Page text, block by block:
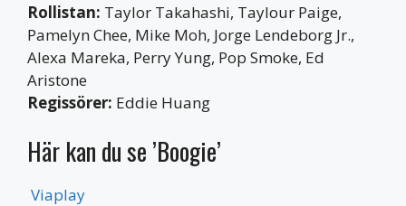
Rollistan: Taylor Takahashi, Taylour Paige,
Pamelyn Chee, Mike Moh, Jorge Lendeborg Jr.,
Alexa Mareka, Perry Yung, Pop Smoke, Ed
Aristone
Regissörer: Eddie Huang
Här kan du se ’Boogie’
Viaplay